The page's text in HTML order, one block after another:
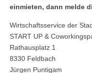
einmieten, dann melde
Wirtschaftsservice der
START UP &
Rathausplatz 1
8330 Feldbach
Jürgen Puntigam